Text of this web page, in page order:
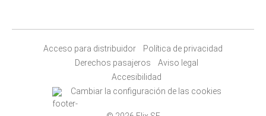
Acceso para distribuidor
Política de privacidad
Derechos pasajeros
Aviso legal
Accesibilidad
Cambiar la configuración de las cookies